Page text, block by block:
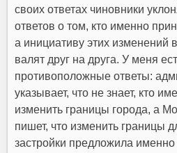
своих ответах чиновники
ответов о том, кто именно
а инициативу этих изменений
валят друг на друга. У меня
противоположные ответы:
указывает, что не знает, кто
изменить границы города, а
пишет, что изменить границы
застройки предложила